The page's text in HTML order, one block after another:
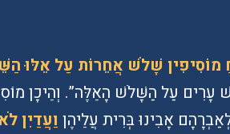
מוֹסִיפִין שָׁלֹשׁ אֲחֵרוֹת עַל אֵלּוּ
עָרִים עַל הַשָּׁלֹשׁ הָאֵלֶּה”. וְהֵיכָן
אָבִינוּ בְּרִית עֲלֵיהֶן וַעֲדַיִן